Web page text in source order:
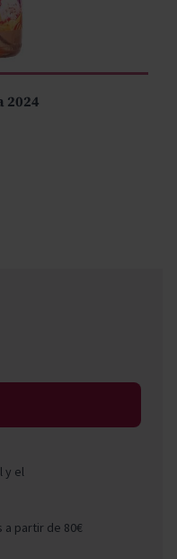
2024
y el
partir de 80€